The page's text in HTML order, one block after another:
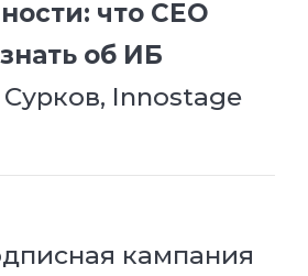
что CEO
об ИБ
Innostage
кампания